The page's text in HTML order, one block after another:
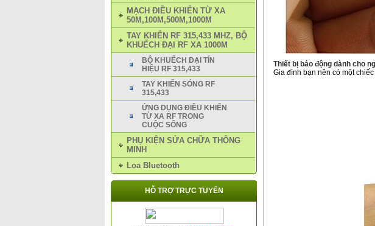
MẠCH ĐIỀU KHIỂN TỪ XA
50M,100M,500M,1000M
TAY KHIỂN RF 315,433 MHZ, BỘ
KHUẾCH ĐẠI RF XA 1000M
BỘ KHUẾCH ĐẠI TÍN
HIỆU RF 315,433
TAY KHIỂN SÓNG RF
315,433
ỨNG DỤNG ĐIỀU KHIỂN
TỪ XA RF TRONG
CUỘC SỐNG
PHỤ KIỆN SỬA CHỮA THÔNG
MINH
Loa Bluetooth
HỖ TRỢ TRỰC TUYẾN
Thiết bị báo động dành cho
Gia đình bạn nên có một